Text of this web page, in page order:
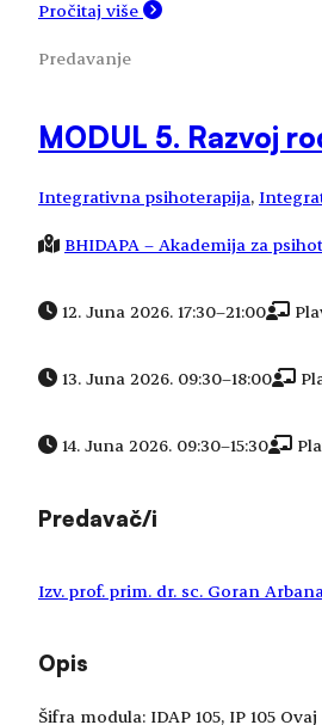
Pročitaj više
Predavanje
MODUL 5. Razvoj
Integrativna psihoterapija,
BHIDAPA – Akademija za
12. Juna 2026. 17:30–21:00
13. Juna 2026. 09:30–18:00
14. Juna 2026. 09:30–15:30
Predavač/i
Izv. prof. prim. dr. sc. Goran
Opis
Šifra modula: IDAP 105, IP 105